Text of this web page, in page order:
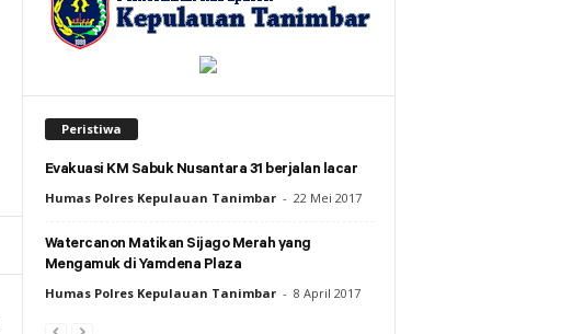
Peristiwa
Evakuasi KM Sabuk Nusantara 31 berjalan lacar
Humas Polres Kepulauan Tanimbar - 22 Mei 2017
Watercanon Matikan Sijago Merah yang
Mengamuk di Yamdena Plaza
Humas Polres Kepulauan Tanimbar - 8 April 2017